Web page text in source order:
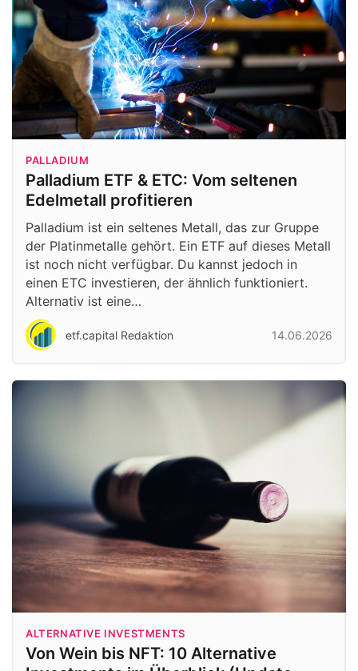
PALLADIUM
Palladium ETF & ETC: Vom seltenen
Edelmetall profitieren
Palladium ist ein seltenes Metall, das zur Gruppe
der Platinmetalle gehört. Ein ETF auf dieses Metall
ist noch nicht verfügbar. Du kannst jedoch in
einen ETC investieren, der ähnlich funktioniert.
Alternativ ist eine…
etf.capital Redaktion 14.06.2026
ALTERNATIVE INVESTMENTS
Von Wein bis NFT: 10 Alternative